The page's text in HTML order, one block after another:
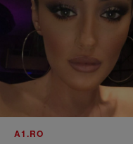
A1.RO